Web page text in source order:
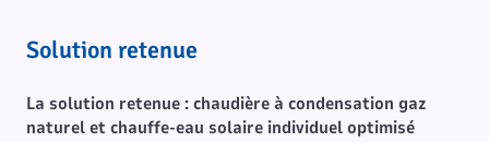
Solution retenue
La solution retenue : chaudière à condensation gaz
naturel et chauffe-eau solaire individuel optimisé